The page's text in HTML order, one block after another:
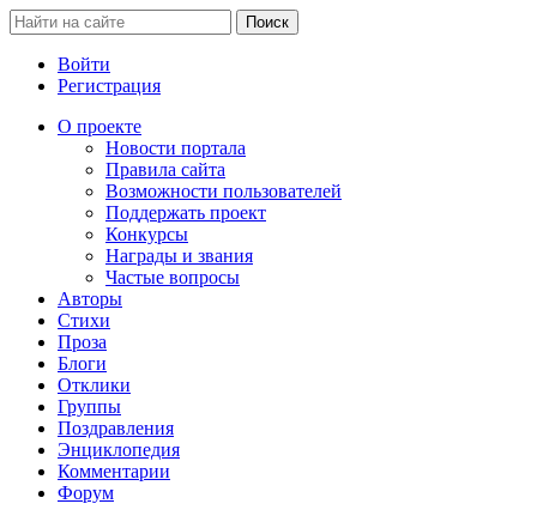
Войти
Регистрация
О проекте
Новости портала
Правила сайта
Возможности пользователей
Поддержать проект
Конкурсы
Награды и звания
Частые вопросы
Авторы
Стихи
Проза
Блоги
Отклики
Группы
Поздравления
Энциклопедия
Комментарии
Форум